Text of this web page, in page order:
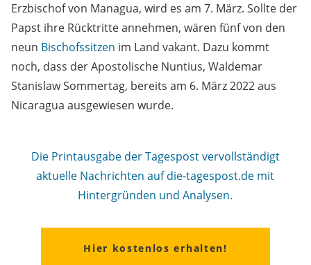
Erzbischof von Managua, wird es am 7. März. Sollte der
Papst ihre Rücktritte annehmen, wären fünf von den
neun Bischofssitzen im Land vakant. Dazu kommt
noch, dass der Apostolische Nuntius, Waldemar
Stanislaw Sommertag, bereits am 6. März 2022 aus
Nicaragua ausgewiesen wurde.
Die Printausgabe der Tagespost vervollständigt
aktuelle Nachrichten auf die-tagespost.de mit
Hintergründen und Analysen.
Hier kostenlos erhalten!